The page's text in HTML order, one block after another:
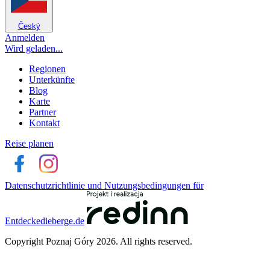
Český
Anmelden
Wird geladen...
Regionen
Unterkünfte
Blog
Karte
Partner
Kontakt
Reise planen
Datenschutzrichtlinie und Nutzungsbedingungen für
Entdeckedieberge.de
Copyright Poznaj Góry 2026. All rights reserved.